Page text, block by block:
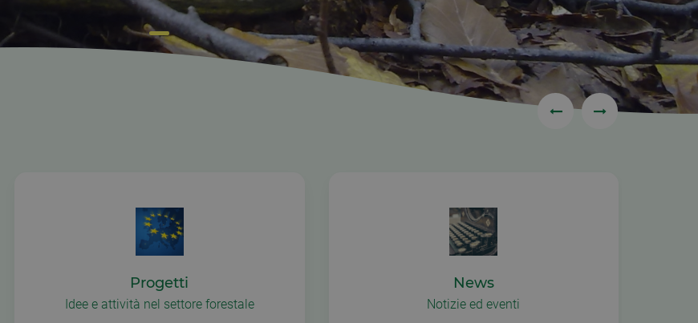
Progetti
Idee e attività nel settore forestale
News
Notizie ed eventi